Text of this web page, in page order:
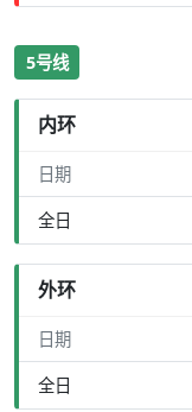
5号线
内环
日期
全日
外环
日期
全日